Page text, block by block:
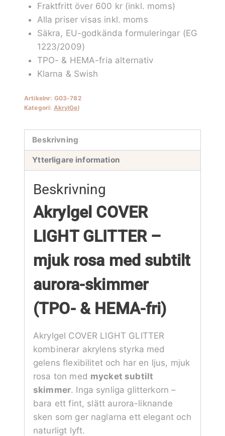
GLITTER
mängd
Fraktfritt över 600 kr (inkl. moms)
Alla priser visas inkl. moms
Säkra, EU-godkända formuleringar (EG
1223/2009)
TPO- & HEMA-fria alternativ
Klarna & Swish
Artikelnr: G03-782
Kategori: AkrylGel
Beskrivning
Ytterligare information
Beskrivning
Akrylgel COVER
LIGHT GLITTER –
mjuk rosa med subtilt
aurora-skimmer
(TPO- & HEMA-fri)
Akrylgel COVER LIGHT GLITTER
kombinerar akrylens styrka med
gelens flexibilitet och har en ljus, mjuk
rosa ton med mycket subtilt
skimmer. Inga synliga glitterkorn –
bara ett fint, slätt aurora-liknande
sken som ger naglarna ett elegant och
naturligt lyft.